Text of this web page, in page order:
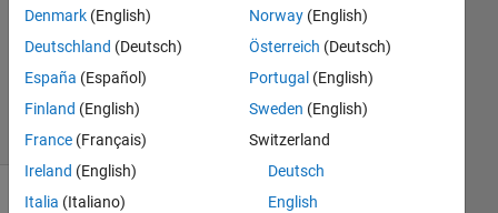
Aggiornato
27 Feb
15
Visualizzazioni
(30 giorni)
Denmark (English)
Deutschland (Deutsch)
España (Español)
Finland (English)
France (Français)
Ireland (English)
Italia (Italiano)
Norway(English)
Österreich (Deutsch)
Portugal (English)
Sweden (English)
Switzerland
Deutsch
English